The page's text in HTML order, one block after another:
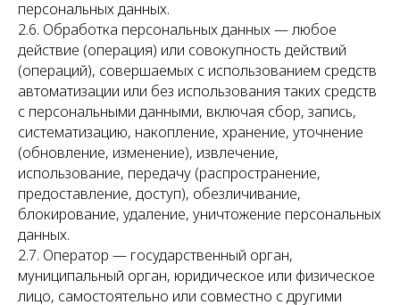
персональных данных.
2.6. Обработка персональных данных — любое
действие (операция) или совокупность действий
(операций), совершаемых с использованием средств
автоматизации или без использования таких средств
с персональными данными, включая сбор, запись,
систематизацию, накопление, хранение, уточнение
(обновление, изменение), извлечение,
использование, передачу (распространение,
предоставление, доступ), обезличивание,
блокирование, удаление, уничтожение персональных
данных.
2.7. Оператор — государственный орган,
муниципальный орган, юридическое или физическое
лицо, самостоятельно или совместно с другими